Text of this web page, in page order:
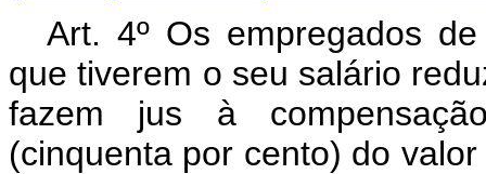
Art. 4º Os empregados
que tiverem o seu salário
fazem jus à
(cinquenta por cento) do